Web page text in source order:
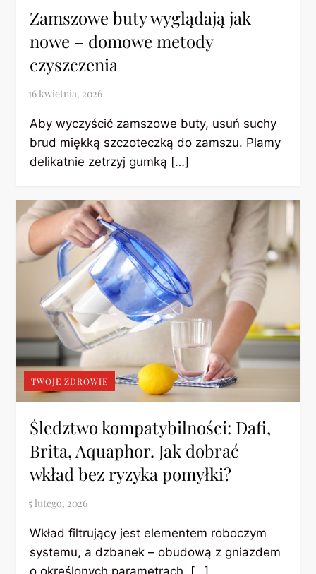
Zamszowe buty wyglądają jak
nowe – domowe metody
czyszczenia
Aby wyczyścić zamszowe buty, usuń suchy
brud miękką szczoteczką do zamszu. Plamy
delikatnie zetrzyj gumką […]
TWOJE ZDROWIE
Śledztwo kompatybilności: Dafi,
Brita, Aquaphor. Jak dobrać
wkład bez ryzyka pomyłki?
Wkład filtrujący jest elementem roboczym
systemu, a dzbanek – obudową z gniazdem
o określonych parametrach. […]